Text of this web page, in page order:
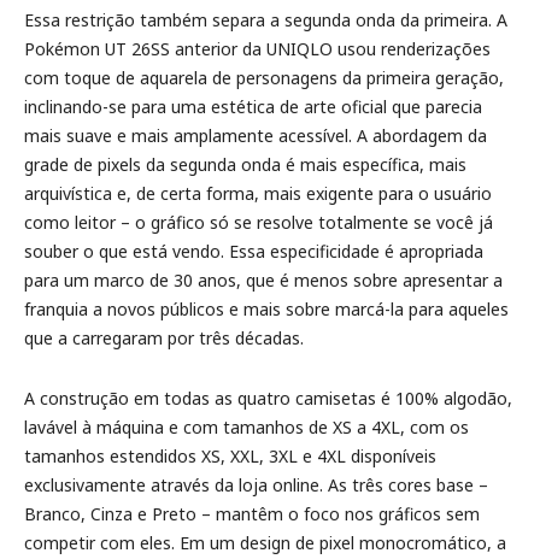
Essa restrição também separa a segunda onda da primeira. A
Pokémon UT 26SS anterior da UNIQLO usou renderizações
com toque de aquarela de personagens da primeira geração,
inclinando-se para uma estética de arte oficial que parecia
mais suave e mais amplamente acessível. A abordagem da
grade de pixels da segunda onda é mais específica, mais
arquivística e, de certa forma, mais exigente para o usuário
como leitor – o gráfico só se resolve totalmente se você já
souber o que está vendo. Essa especificidade é apropriada
para um marco de 30 anos, que é menos sobre apresentar a
franquia a novos públicos e mais sobre marcá-la para aqueles
que a carregaram por três décadas.
A construção em todas as quatro camisetas é 100% algodão,
lavável à máquina e com tamanhos de XS a 4XL, com os
tamanhos estendidos XS, XXL, 3XL e 4XL disponíveis
exclusivamente através da loja online. As três cores base –
Branco, Cinza e Preto – mantêm o foco nos gráficos sem
competir com eles. Em um design de pixel monocromático, a